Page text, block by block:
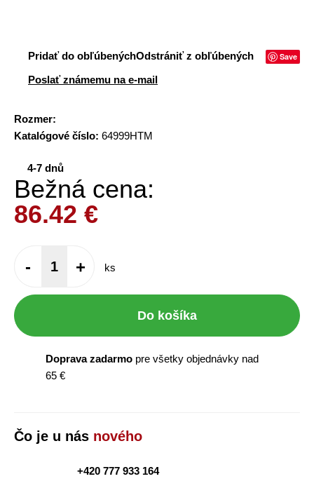
Pridať do obľúbenýchOdstrániť z obľúbených Save
Poslať známemu na e-mail
Rozmer:
Katalógové číslo: 64999HTM
4-7 dnů
Bežná cena:
86.42 €
- + ks
Do košíka
Doprava zadarmo pre všetky objednávky nad
65 €
Čo je u nás nového
+420 777 933 164